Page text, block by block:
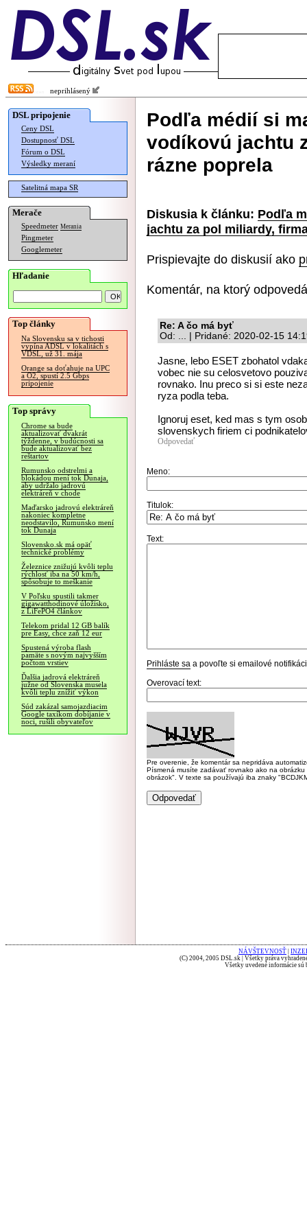
neprihlásený
DSL pripojenie
Ceny DSL
Dostupnosť DSL
Fórum o DSL
Výsledky meraní
Satelitná mapa SR
Merače
Speedmeter Merania
Pingmeter
Googlemeter
Hľadanie
Top články
Na Slovensku sa v tichosti
vypína ADSL v lokalitách s
VDSL, už 31. mája
Orange sa doťahuje na UPC
a O2, spustí 2.5 Gbps
pripojenie
Top správy
Chrome sa bude
aktualizovať dvakrát
týždenne, v budúcnosti sa
bude aktualizovať bez
reštartov
Rumunsko odstrelmi a
blokádou mení tok Dunaja,
aby udržalo jadrovú
elektráreň v chode
Maďarsko jadrovú elektráreň
nakoniec kompletne
neodstavilo, Rumunsko mení
tok Dunaja
Slovensko.sk má opäť
technické problémy
Železnice znižujú kvôli teplu
rýchlosť iba na 50 km/h,
spôsobuje to meškanie
V Poľsku spustili takmer
gigawatthodinové úložisko,
z LiFePO4 článkov
Telekom pridal 12 GB balík
pre Easy, chce zaň 12 eur
Spustená výroba flash
pamäte s novým najvyšším
počtom vrstiev
Ďalšia jadrová elektráreň
južne od Slovenska musela
kvôli teplu znížiť výkon
Súd zakázal samojazdiacim
Google taxíkom dobíjanie v
noci, rušili obyvateľov
Podľa médií si
vodíkovú jachtu
rázne poprela
Diskusia k článku: Podľa
jachtu za pol miliardy,
Prispievajte do diskusií ako
Komentár, na ktorý
Re: A čo má byť
Od: ... | Pridané: 2020-02-15
Jasne, lebo ESET zbohatol
vobec nie su celosvetovo
rovnako. Inu preco si si este
ryza podla teba.
Ignoruj eset, ked mas s tym
slovenskych firiem ci
Odpovedať
Meno:
Titulok:
Text:
Prihláste sa a povoľte si emailové
Overovací text:
Pre overenie, že komentár sa nepridáva
Písmená musíte zadávať rovnako ako na
obrázok". V texte sa používajú iba znaky
NÁVŠTEVNOSŤ
(C) 2004, 2005 DSL.sk | Všetky práva
Všetky uvedené informácie sú